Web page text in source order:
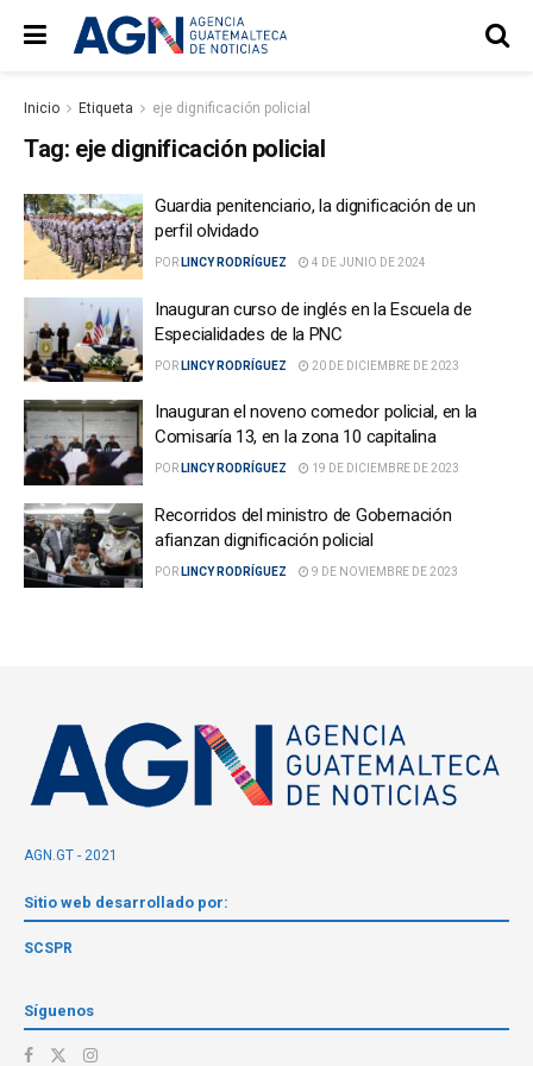
Inicio Etiqueta eje dignificación policial
Tag: eje dignificación policial
Guardia penitenciario, la dignificación de un
perfil olvidado
POR LINCY RODRÍGUEZ 4 DE JUNIO DE 2024
Inauguran curso de inglés en la Escuela de
Especialidades de la PNC
POR LINCY RODRÍGUEZ 20 DE DICIEMBRE DE 2023
Inauguran el noveno comedor policial, en la
Comisaría 13, en la zona 10 capitalina
POR LINCY RODRÍGUEZ 19 DE DICIEMBRE DE 2023
Recorridos del ministro de Gobernación
afianzan dignificación policial
POR LINCY RODRÍGUEZ 9 DE NOVIEMBRE DE 2023
AGN.GT - 2021
Sitio web desarrollado por:
SCSPR
Síguenos